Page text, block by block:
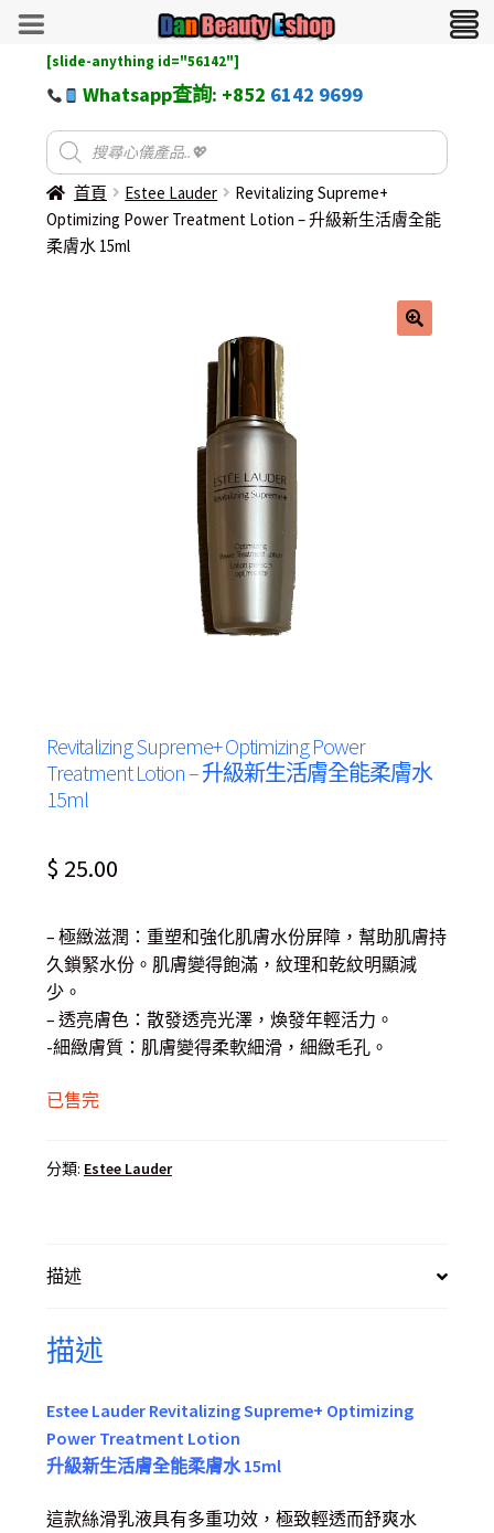
[slide-anything id="56142"]
Whatsapp查詢: +852 6142 9699
首頁 Estee Lauder
Revitalizing Supreme+
Optimizing Power Treatment Lotion – 升級新生活膚全能
柔膚水 15ml
Revitalizing Supreme+ Optimizing Power
Treatment Lotion – 升級新生活膚全能柔膚水
15ml
$ 25.00
– 極緻滋潤：重塑和強化肌膚水份屏障，幫助肌膚持
久鎖緊水份。肌膚變得飽滿，紋理和乾紋明顯減
少。
– 透亮膚色：散發透亮光澤，煥發年輕活力。
-細緻膚質：肌膚變得柔軟細滑，細緻毛孔。
已售完
分類: Estee Lauder
描述
描述
Estee Lauder Revitalizing Supreme+ Optimizing
Power Treatment Lotion
升級新生活膚全能柔膚水 15ml
這款絲滑乳液具有多重功效，極致輕透而舒爽水